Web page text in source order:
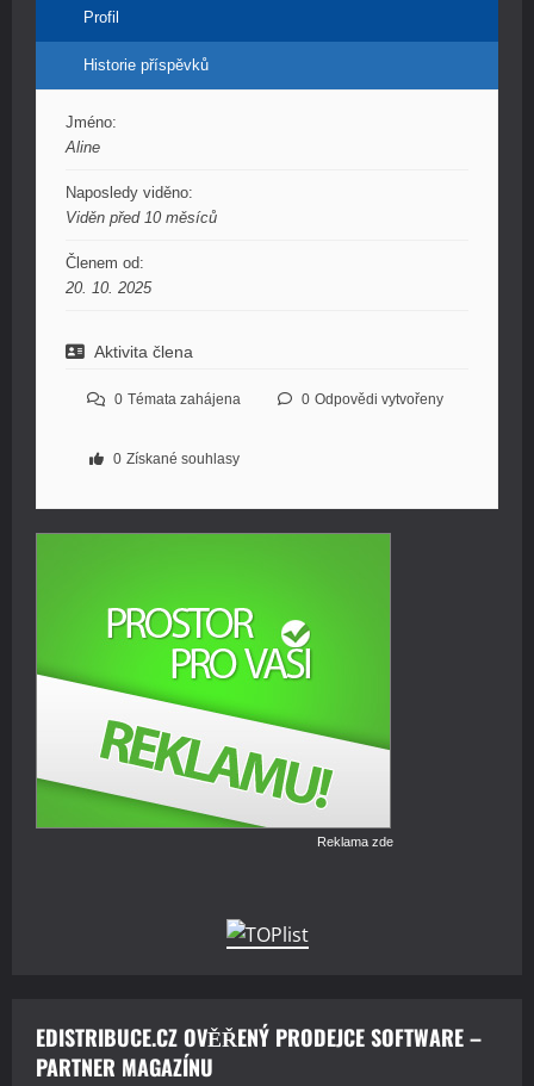
Profil
Historie příspěvků
Jméno:
Aline
Naposledy viděno:
Viděn před 10 měsíců
Členem od:
20. 10. 2025
Aktivita člena
0 Témata zahájena 0 Odpovědi vytvořeny
0 Získané souhlasy
Reklama zde
EDISTRIBUCE.CZ OVĚŘENÝ PRODEJCE SOFTWARE –
PARTNER MAGAZÍNU